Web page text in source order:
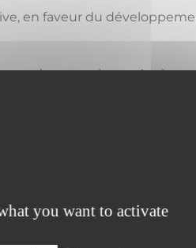
you want to activate
en faveur du
de cette charte. Après
pour l’ensemble de
pour le territoire